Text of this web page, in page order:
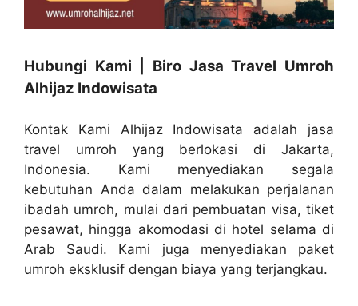
Hubungi Kami | Biro Jasa Travel Umroh
Alhijaz Indowisata
Kontak Kami Alhijaz Indowisata adalah jasa
travel umroh yang berlokasi di Jakarta,
Indonesia. Kami menyediakan segala
kebutuhan Anda dalam melakukan perjalanan
ibadah umroh, mulai dari pembuatan visa, tiket
pesawat, hingga akomodasi di hotel selama di
Arab Saudi. Kami juga menyediakan paket
umroh eksklusif dengan biaya yang terjangkau.